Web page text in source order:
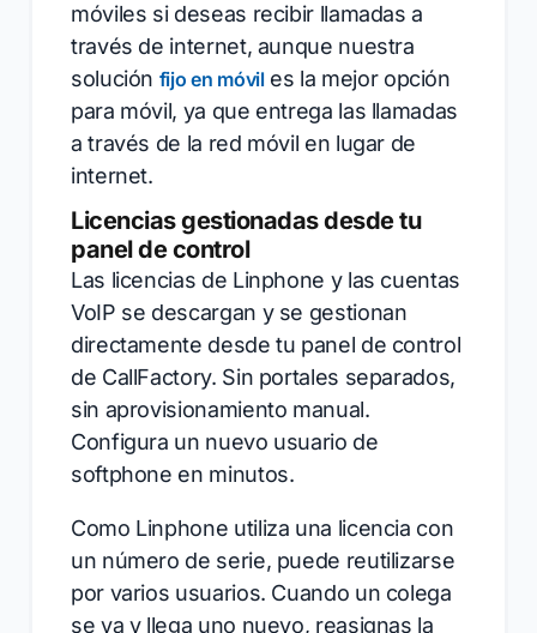
móviles si deseas recibir llamadas a
través de internet, aunque nuestra
solución fijo en móviles la mejor opción
para móvil, ya que entrega las llamadas
a través de la red móvil en lugar de
internet.
Licencias gestionadas desde tu
panel de control
Las licencias de Linphone y las cuentas
VoIP se descargan y se gestionan
directamente desde tu panel de control
de CallFactory. Sin portales separados,
sin aprovisionamiento manual.
Configura un nuevo usuario de
softphone en minutos.
Como Linphone utiliza una licencia con
un número de serie, puede reutilizarse
por varios usuarios. Cuando un colega
se va y llega uno nuevo, reasignas la